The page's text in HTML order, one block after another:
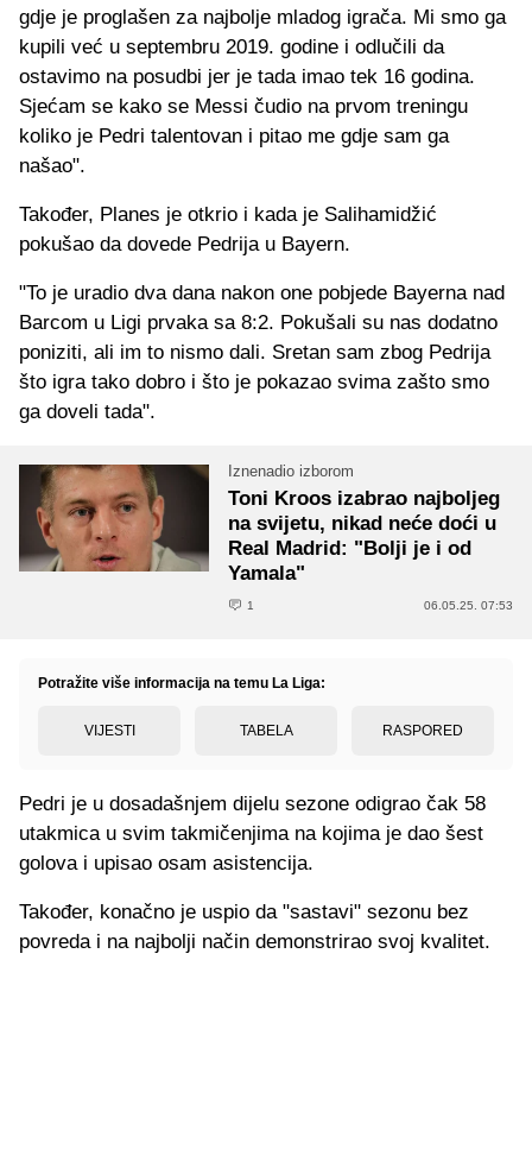
gdje je proglašen za najbolje mladog igrača. Mi smo ga
kupili već u septembru 2019. godine i odlučili da
ostavimo na posudbi jer je tada imao tek 16 godina.
Sjećam se kako se Messi čudio na prvom treningu
koliko je Pedri talentovan i pitao me gdje sam ga
našao".
Također, Planes je otkrio i kada je Salihamidžić
pokušao da dovede Pedrija u Bayern.
"To je uradio dva dana nakon one pobjede Bayerna nad
Barcom u Ligi prvaka sa 8:2. Pokušali su nas dodatno
poniziti, ali im to nismo dali. Sretan sam zbog Pedrija
što igra tako dobro i što je pokazao svima zašto smo
ga doveli tada".
Iznenadio izborom
Toni Kroos izabrao najboljeg
na svijetu, nikad neće doći u
Real Madrid: "Bolji je i od
Yamala"
1 06.05.25. 07:53
Potražite više informacija na temu La Liga:
VIJESTI TABELA RASPORED
Pedri je u dosadašnjem dijelu sezone odigrao čak 58
utakmica u svim takmičenjima na kojima je dao šest
golova i upisao osam asistencija.
Također, konačno je uspio da "sastavi" sezonu bez
povreda i na najbolji način demonstrirao svoj kvalitet.